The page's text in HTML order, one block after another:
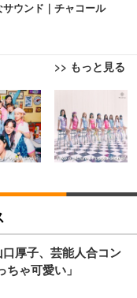
ウンド｜チャコール
>> もっと見る
子 テレワーク 疲れな
ンパクト 約105度ロッ
転 座面昇降 強化ナイロ
在宅ワーク H-WY01
／デスクチェア メッシ
ラック
チェア 疲れない テレ
モニター | FlexScan
・USB Type-C・ホワ
ムモニター | FlexScan
ター DualSense 充電
ーツ 薄型 レギュラー 1
300枚
ーツ 厚型 ワイド 42枚
イトブルー)
ツ L 中型犬用 26枚入
厚子、芸能人合コン
ちゃ可愛い」